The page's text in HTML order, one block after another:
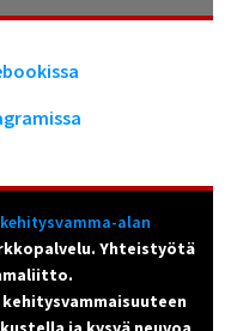
kehitysvamma-alan
Yhteistyötä